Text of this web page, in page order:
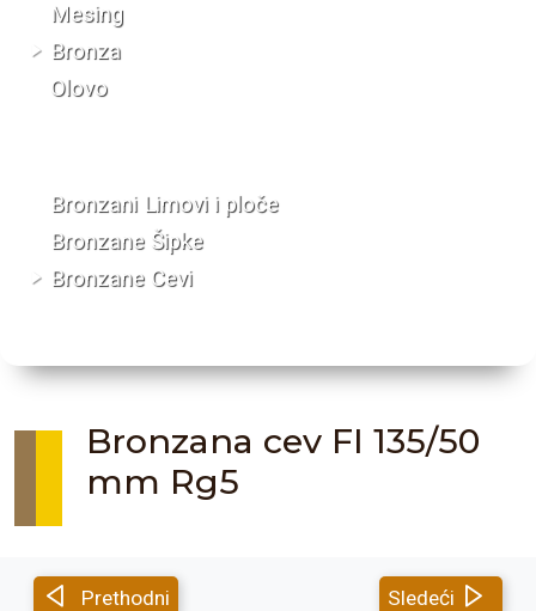
Mesing
Bronza
Olovo
Bronzani Limovi i ploče
Bronzane Šipke
Bronzane Cevi
Bronzana cev FI 135/50
mm Rg5
Prethodni Sledeći